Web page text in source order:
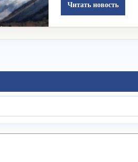
Читать новость